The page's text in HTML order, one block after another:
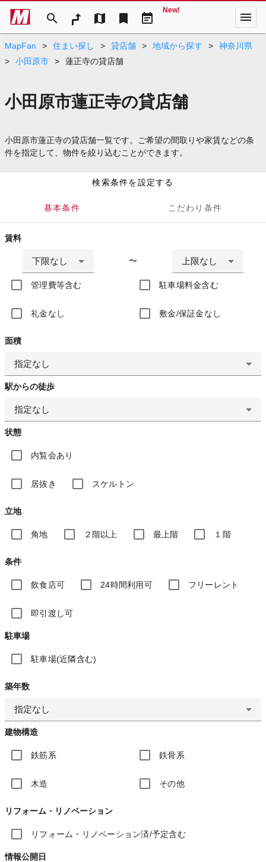
search map bookmark event_note
New! menu
MapFan > 住まい探し > 貸店舗 > 地域から探す >
神奈川県
>
小田原市 > 蓮正寺の貸店舗
小田原市蓮正寺の貸店舗
小田原市蓮正寺の貸店舗一覧です。ご希望の間取りや家賃などの条
件を指定して、物件を絞り込むことができます。
検索条件を設定する
基本条件 こだわり条件
賃料
下限なし 〜 上限なし
管理費等含む 駐車場料金含む
礼金なし 敷金/保証金なし
面積
指定なし
駅からの徒歩
指定なし
状態
内覧会あり
居抜き スケルトン
立地
角地 ２階以上 最上階 １階
条件
飲食店可 24時間利用可 フリーレント
即引渡し可
駐車場
駐車場(近隣含む)
築年数
指定なし
建物構造
鉄筋系 鉄骨系
木造 その他
リフォーム・リノベーション
リフォーム・リノベーション済/予定含む
情報公開日